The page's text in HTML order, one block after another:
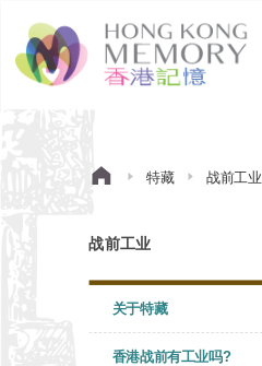
特藏 战前工业
战前工业
关于特藏
香港战前有工业吗?